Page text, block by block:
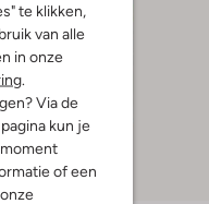
te klikken,
van alle
in onze
.
Via de
kun je
of een